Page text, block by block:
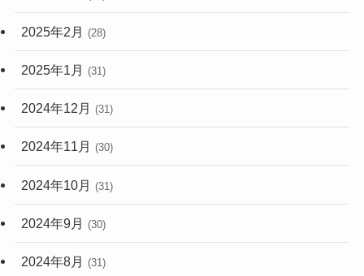
2025年2月 (28)
2025年1月 (31)
2024年12月 (31)
2024年11月 (30)
2024年10月 (31)
2024年9月 (30)
2024年8月 (31)